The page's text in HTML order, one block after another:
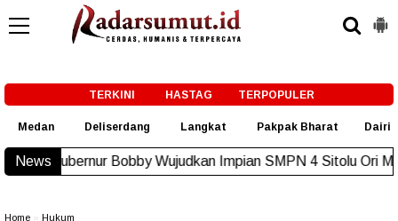
TERKINI HASTAG TERPOPULER
Medan Deliserdang Langkat Pakpak Bharat Dairi
News
Wujudkan Impian SMPN 4 Sitolu Ori Miliki Gedung
Home Hukum